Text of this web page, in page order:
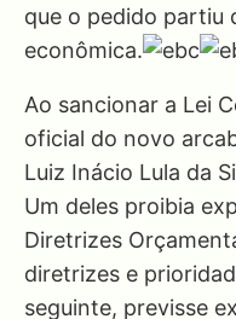
que o pedido partiu
econômica.
Ao sancionar a Lei
oficial do novo
Luiz Inácio Lula da
Um deles proibia
Diretrizes
diretrizes e
seguinte, previsse